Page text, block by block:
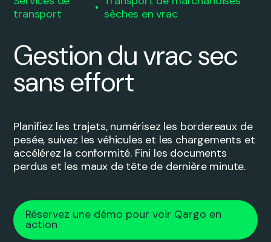
transport
sèches en vrac
Gestion du vrac sec
sans effort
Planifiez les trajets, numérisez les bordereaux de
pesée, suivez les véhicules et les chargements et
accélérez la conformité. Fini les documents
perdus et les maux de tête de dernière minute.
Réservez une démo pour voir Qargo en
action